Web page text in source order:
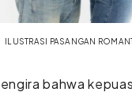
ILUSTRASI PASANGAN
bahwa